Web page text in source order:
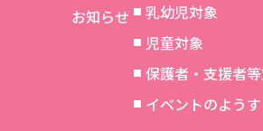
お知らせ
乳幼児対象
児童対象
保護者・支援者
イベントのようす